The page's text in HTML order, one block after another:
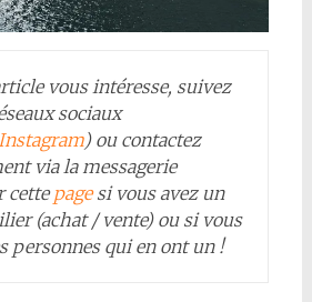
vous intéresse, suivez
sociaux
Instagram) ou contactez
via la messagerie
cettepagesi vous avez un
(achat / vente) ou si vous
personnes qui en ont un !